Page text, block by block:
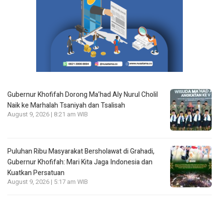
Gubernur Khofifah Dorong Ma’had Aly Nurul Cholil
Naik ke Marhalah Tsaniyah dan Tsalisah
August 9, 2026 | 8:21 am WIB
Puluhan Ribu Masyarakat Bersholawat di Grahadi,
Gubernur Khofifah: Mari Kita Jaga Indonesia dan
Kuatkan Persatuan
August 9, 2026 | 5:17 am WIB